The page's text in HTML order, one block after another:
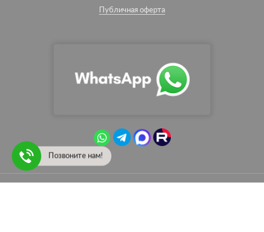
Публичная оферта
Позвоните нам!